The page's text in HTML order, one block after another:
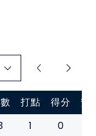
打點 得分
安
1 0